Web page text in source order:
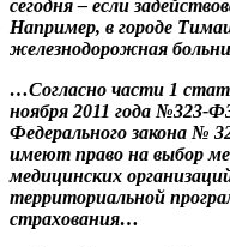
сегодня – если
Например, в городе
железнодорожная
…Согласно части 1
ноября 2011 года №323-
Федерального закона №
имеют право на выбор
медицинских
территориальной
страхования…